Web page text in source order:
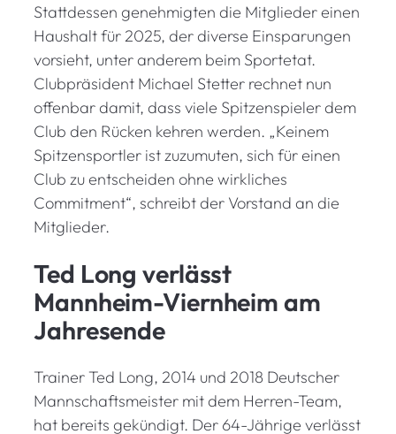
Stattdessen genehmigten die Mitglieder einen
Haushalt für 2025, der diverse Einsparungen
vorsieht, unter anderem beim Sportetat.
Clubpräsident Michael Stetter rechnet nun
offenbar damit, dass viele Spitzenspieler dem
Club den Rücken kehren werden. „Keinem
Spitzensportler ist zuzumuten, sich für einen
Club zu entscheiden ohne wirkliches
Commitment“, schreibt der Vorstand an die
Mitglieder.
Ted Long verlässt
Mannheim-Viernheim am
Jahresende
Trainer Ted Long, 2014 und 2018 Deutscher
Mannschaftsmeister mit dem Herren-Team,
hat bereits gekündigt. Der 64-Jährige verlässt